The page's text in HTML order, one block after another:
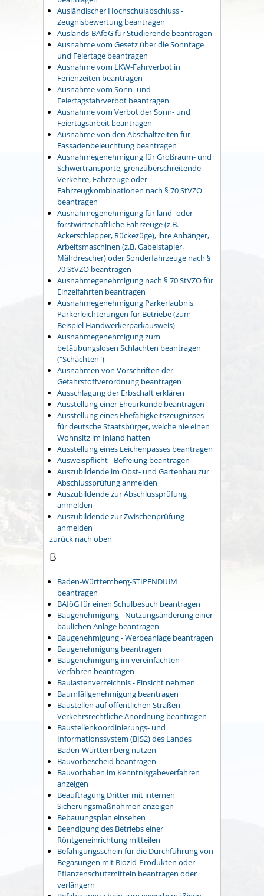
Ausländischer Hochschulabschluss -
Zeugnisbewertung beantragen
Auslands-BAföG für Studierende beantragen
Ausnahme vom Gesetz über die Sonntage
und Feiertage beantragen
Ausnahme vom LKW-Fahrverbot in
Ferienzeiten beantragen
Ausnahme vom Sonn- und
Feiertagsfahrverbot beantragen
Ausnahme vom Verbot der Sonn- und
Feiertagsarbeit beantragen
Ausnahme von den Abschaltzeiten für
Fassadenbeleuchtung beantragen
Ausnahmegenehmigung für Großraum- und
Schwertransporte, grenzüberschreitende
Verkehre, Fahrzeuge oder
Fahrzeugkombinationen nach § 70 StVZO
beantragen
Ausnahmegenehmigung für land- oder
forstwirtschaftliche Fahrzeuge (z.B.
Ackerschlepper, Rückezüge), ihre Anhänger,
Arbeitsmaschinen (z.B. Gabelstapler,
Mähdrescher) oder Sonderfahrzeuge nach §
70 StVZO beantragen
Ausnahmegenehmigung nach § 70 StVZO für
Einzelfahrten beantragen
Ausnahmegenehmigung Parkerlaubnis,
Parkerleichterungen für Betriebe (zum
Beispiel Handwerkerparkausweis)
Ausnahmegenehmigung zum
betäubungslosen Schlachten beantragen
("Schächten")
Ausnahmen von Vorschriften der
Gefahrstoffverordnung beantragen
Ausschlagung der Erbschaft erklären
Ausstellung einer Eheurkunde beantragen
Ausstellung eines Ehefähigkeitszeugnisses
für deutsche Staatsbürger, welche nie einen
Wohnsitz im Inland hatten
Ausstellung eines Leichenpasses beantragen
Ausweispflicht - Befreiung beantragen
Auszubildende im Obst- und Gartenbau zur
Abschlussprüfung anmelden
Auszubildende zur Abschlussprüfung
anmelden
Auszubildende zur Zwischenprüfung
anmelden
zurück nach oben
B
Baden-Württemberg-STIPENDIUM
beantragen
BAföG für einen Schulbesuch beantragen
Baugenehmigung - Nutzungsänderung einer
baulichen Anlage beantragen
Baugenehmigung - Werbeanlage beantragen
Baugenehmigung beantragen
Baugenehmigung im vereinfachten
Verfahren beantragen
Baulastenverzeichnis - Einsicht nehmen
Baumfällgenehmigung beantragen
Baustellen auf öffentlichen Straßen -
Verkehrsrechtliche Anordnung beantragen
Baustellenkoordinierungs- und
Informationssystem (BIS2) des Landes
Baden-Württemberg nutzen
Bauvorbescheid beantragen
Bauvorhaben im Kenntnisgabeverfahren
anzeigen
Beauftragung Dritter mit internen
Sicherungsmaßnahmen anzeigen
Bebauungsplan einsehen
Beendigung des Betriebs einer
Röntgeneinrichtung mitteilen
Befähigungsschein für die Durchführung von
Begasungen mit Biozid-Produkten oder
Pflanzenschutzmitteln beantragen oder
verlängern